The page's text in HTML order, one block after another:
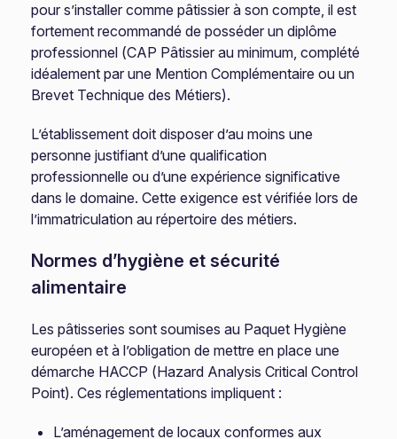
pour s’installer comme pâtissier à son compte, il est
fortement recommandé de posséder un diplôme
professionnel (CAP Pâtissier au minimum, complété
idéalement par une Mention Complémentaire ou un
Brevet Technique des Métiers).
L’établissement doit disposer d’au moins une
personne justifiant d’une qualification
professionnelle ou d’une expérience significative
dans le domaine. Cette exigence est vérifiée lors de
l’immatriculation au répertoire des métiers.
Normes d’hygiène et sécurité
alimentaire
Les pâtisseries sont soumises au Paquet Hygiène
européen et à l’obligation de mettre en place une
démarche HACCP (Hazard Analysis Critical Control
Point). Ces réglementations impliquent :
L’aménagement de locaux conformes aux